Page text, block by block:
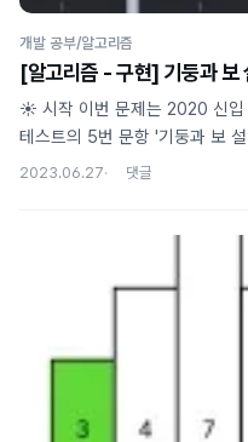
개발 공부/알고리즘
[알고리즘 - 구현] 기둥과 보
☀️ 시작 이번 문제는 2020 신입
테스트의 5번 문항 '기둥과 보
어렵지만 머릿속으로 풀이 과정
주어지는 '설치'와 '삭제' 요청
2023.06.27